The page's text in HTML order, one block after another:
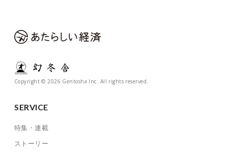
Copyright © 2026 Gentosha Inc. All rights reserved.
SERVICE
特集・連載
ストーリー